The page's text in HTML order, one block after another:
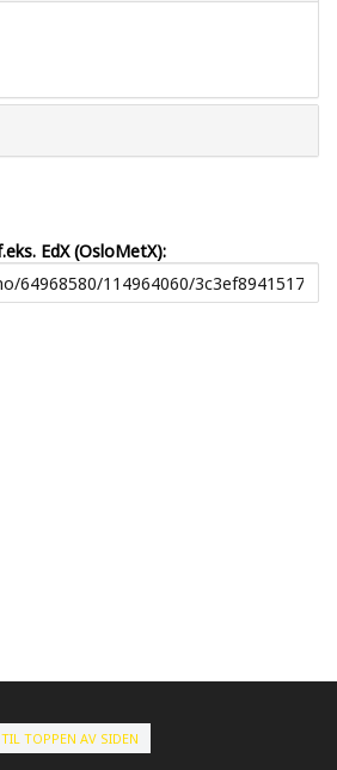
EdX (OsloMetX):
TIL TOPPEN AV SIDEN